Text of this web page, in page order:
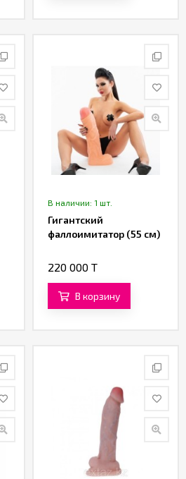
В наличии: 1 шт.
Гигантский
фаллоимитатор (55 см)
220 000 T
В корзину